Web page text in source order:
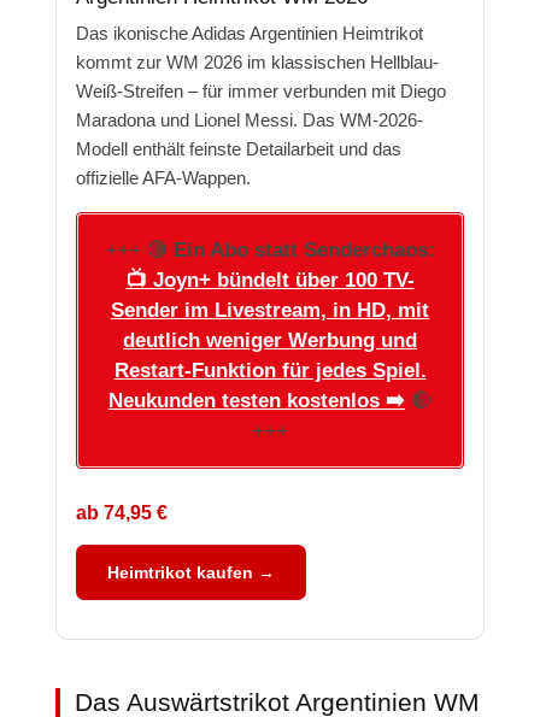
Das ikonische Adidas Argentinien Heimtrikot
kommt zur WM 2026 im klassischen Hellblau-
Weiß-Streifen – für immer verbunden mit Diego
Maradona und Lionel Messi. Das WM-2026-
Modell enthält feinste Detailarbeit und das
offizielle AFA-Wappen.
+++ 🔴 Ein Abo statt Senderchaos:
📺 Joyn+ bündelt über 100 TV-
Sender im Livestream, in HD, mit
deutlich weniger Werbung und
Restart-Funktion für jedes Spiel.
Neukunden testen kostenlos ➡️ 🔴
+++
ab 74,95 €
Heimtrikot kaufen →
Das Auswärtstrikot Argentinien WM